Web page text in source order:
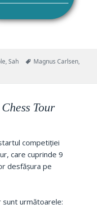
,Sah Etichete
Magnus Carlsen,
Carlsen a intrat în noul an ca
Tour
competiției
care cuprinde 9
desfășura pe
următoarele: